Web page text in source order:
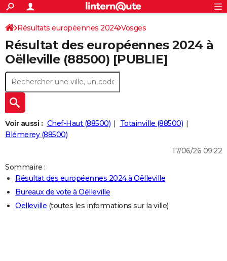
ACTUALITÉS
Politique
Société
Faits Divers
Education
Monde
Villes
+
SPORT
Coupe du monde 2026
Football
Tennis
Cyclisme
Rugby
Forum
CULTURE
Programme TV
TNT
Streaming
Cinéma
Sorties cinéma
Musique
+
FINANCE
Retraite
Impôts
Epargne
Immobilier
Risques naturels par ville
Banque
Assurance
Crédit
AUTO
Essais
Réserver un essai
Citadines
Berlines
SUV
Forum auto
+
HIGH-TECH
Mobiles
Meilleur smartphone
Internet
Ordinateurs
Jeux vidéo
Guide high-tech
+
BRICOLAGE
Guides de France
Escapades
Patrimoine
Expositions
Musées
Week-end nature
LIFESTYLE
Art de vivre
Bien-être
Loisirs
Mode
Modes de vie
S'inscrire
Connexion
Résultats européennes 2024 Vosges
Résultat des européennes 2024 à
Oëlleville (88500) [PUBLIE]
Voir aussi : Chef-Haut (88500)
Totainville (88500)
Blémerey (88500)
17/06/26 09:22
Sommaire :
Résultat des européennes 2024 à Oëlleville
Bureaux de vote à Oëlleville
Oëlleville (toutes les informations sur la ville)